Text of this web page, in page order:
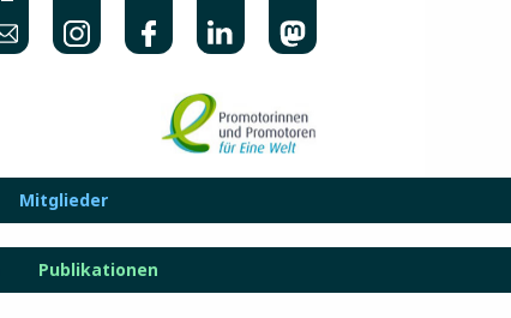
Mitglieder
Publikationen